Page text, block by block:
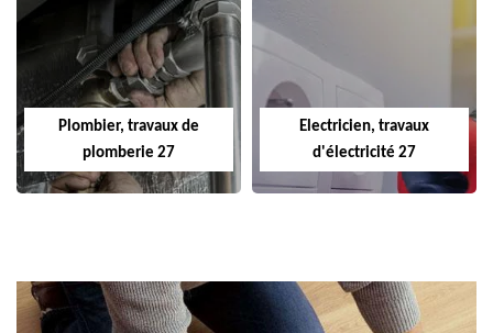
Plombier, travaux de
plomberie 27
Electricien, travaux
d'électricité 27